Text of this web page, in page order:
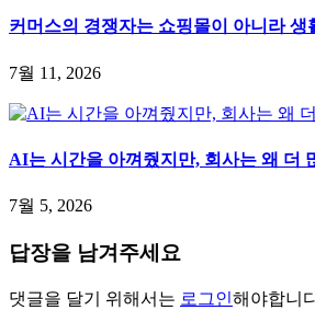
커머스의 경쟁자는 쇼핑몰이 아니라 생
7월 11, 2026
AI는 시간을 아껴줬지만, 회사는 왜 더
7월 5, 2026
답장을 남겨주세요
댓글을 달기 위해서는 로그인해야합니